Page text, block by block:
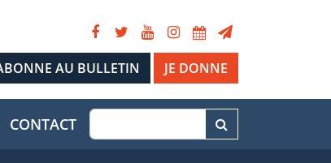
JE DONNE
CONTACT